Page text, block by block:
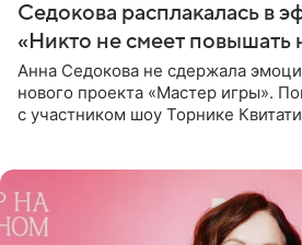
Седокова расплакалась в
«Никто не смеет повышать
Анна Седокова не сдержала
нового проекта «Мастер игры».
с участником шоу Торнике